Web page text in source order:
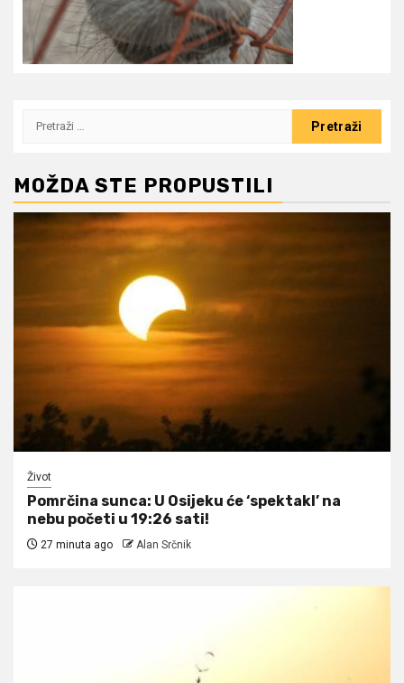
Pretraži:
MOŽDA STE PROPUSTILI
Život
Pomrčina sunca: U Osijeku će ‘spektakl’ na
nebu početi u 19:26 sati!
27 minuta ago Alan Srčnik